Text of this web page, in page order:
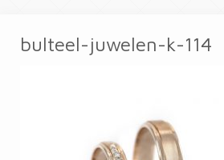
bulteel-juwelen-k-114